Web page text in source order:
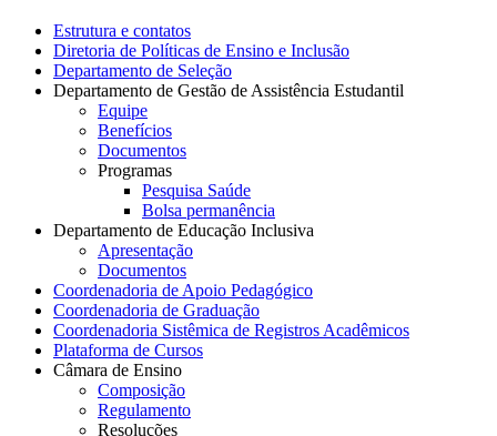
Estrutura e contatos
Diretoria de Políticas de Ensino e Inclusão
Departamento de Seleção
Departamento de Gestão de Assistência Estudantil
Equipe
Benefícios
Documentos
Programas
Pesquisa Saúde
Bolsa permanência
Departamento de Educação Inclusiva
Apresentação
Documentos
Coordenadoria de Apoio Pedagógico
Coordenadoria de Graduação
Coordenadoria Sistêmica de Registros Acadêmicos
Plataforma de Cursos
Câmara de Ensino
Composição
Regulamento
Resoluções